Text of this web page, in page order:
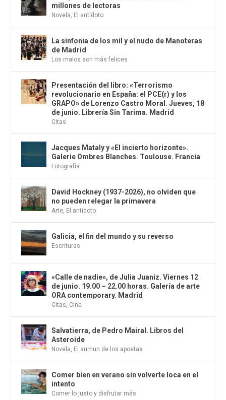
millones de lectoras
Novela, El antídoto
La sinfonia de los mil y el nudo de Manoteras
de Madrid
Los malos son más felices
Presentación del libro: «Terrorismo
revolucionario en España: el PCE(r) y los
GRAPO» de Lorenzo Castro Moral. Jueves, 18
de junio. Librería Sin Tarima. Madrid
Citas
Jacques Mataly y «El incierto horizonte».
Galerie Ombres Blanches. Toulouse. Francia
Fotografía
David Hockney (1937-2026), no olviden que
no pueden relegar la primavera
Arte, El antídoto
Galicia, el fin del mundo y su reverso
Escrituras
«Calle de nadie», de Julia Juaniz. Viernes 12
de junio. 19.00 – 22.00 horas. Galería de arte
ORA contemporary. Madrid
Citas, Cine
Salvatierra, de Pedro Mairal. Libros del
Asteroide
Novela, El sumun de los apoetas
Comer bien en verano sin volverte loca en el
intento
Comer lo justo y disfrutar más